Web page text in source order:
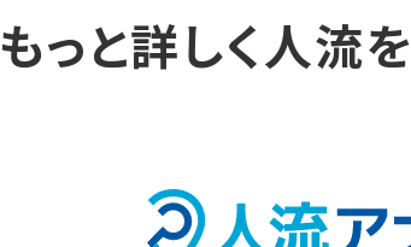
もっと詳しく人流を